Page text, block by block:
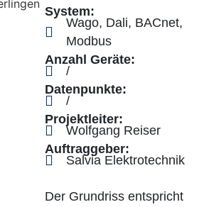
Sys­tem:
Wago, Dali, BAC­net,
Modbus
Anzahl Gerä­te:
/
Daten­punk­te:
/
Pro­jekt­lei­ter:
Wolf­gang Reiser
Auf­trag­ge­ber:
Sal­via Elektrotechnik
Der Grund­riss ent­spricht